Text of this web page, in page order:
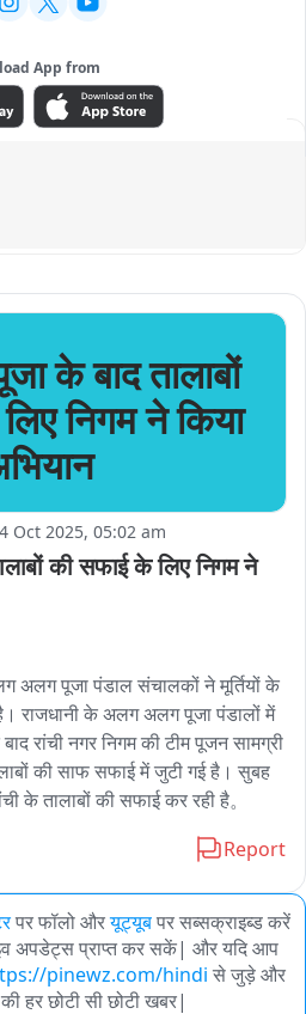
App from
के बाद तालाबों
निगम ने किया
4 Oct 2025, 05:02 am
की सफाई के लिए निगम ने
अलग पूजा पंडाल संचालकों ने मूर्तियों के
राजधानी के अलग अलग पूजा पंडालों में
रांची नगर निगम की टीम पूजन सामग्री
की साफ सफाई में जुटी गई है। सुबह
के तालाबों की सफाई कर रही है。
Report
पर फॉलो औरयूट्यूबपर सब्सक्राइब्ड करें
अपडेट्स प्राप्त कर सकें| और यदि आप
pinewz.com/hindi से जुड़े और
हर छोटी सी छोटी खबर|